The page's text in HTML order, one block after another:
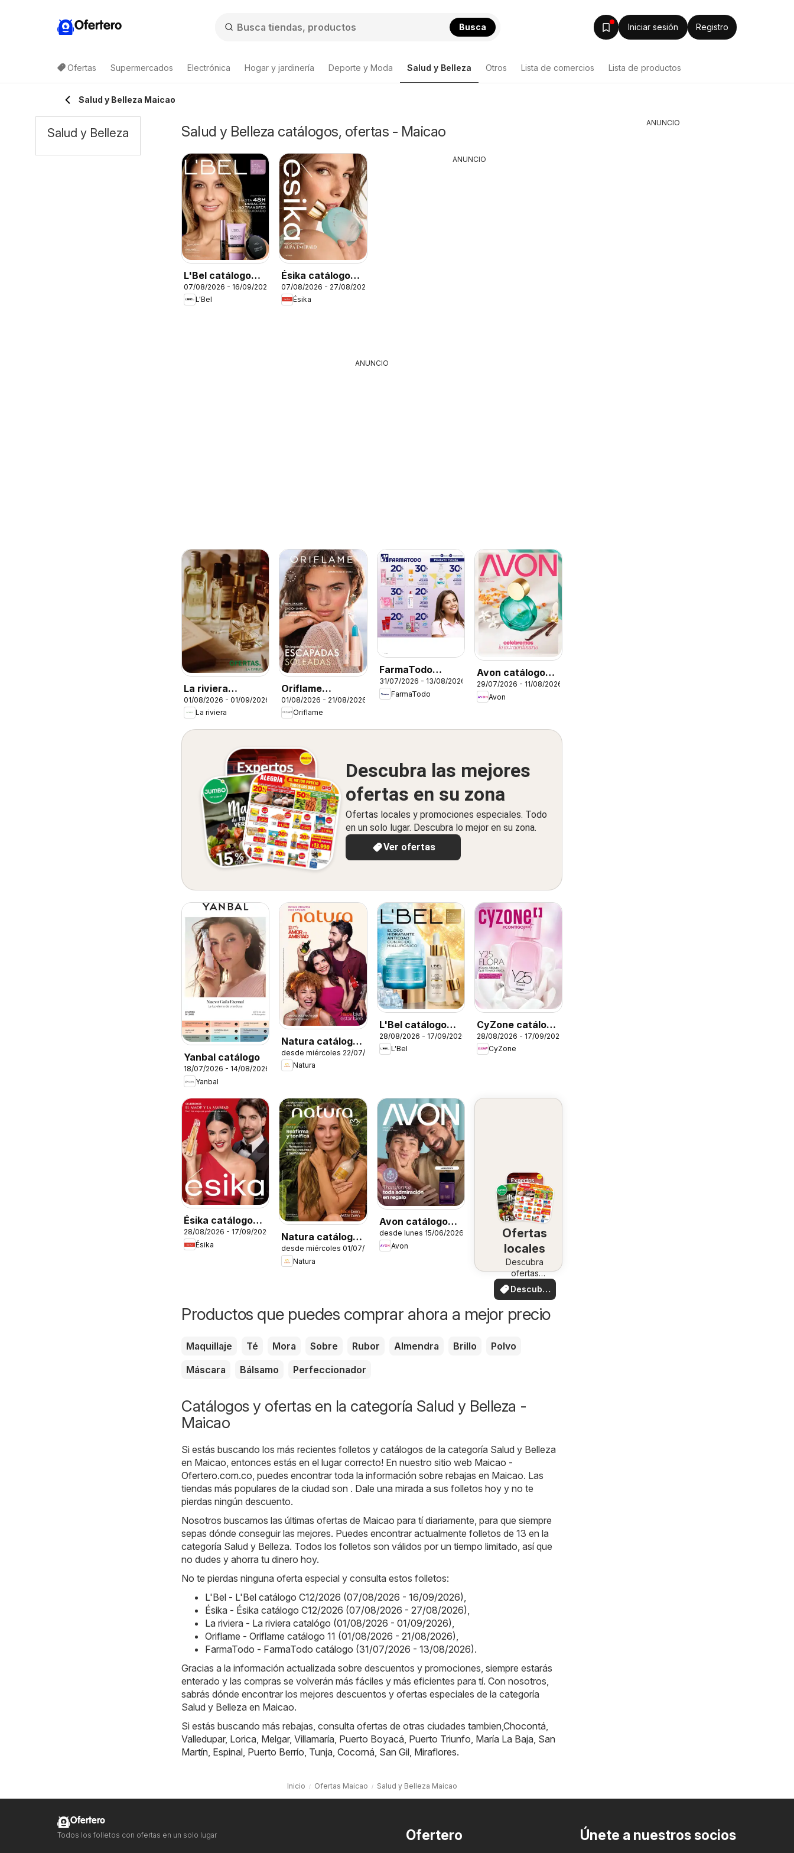
Ofertero Busca Iniciar sesión Registro
Ofertas Supermercados Electrónica Hogar y jardinería Deporte y Moda Salud y Belleza Otros Lista de comercios Lista de productos
Salud y Belleza Maicao
Salud y Belleza catálogos, ofertas - Maicao
L'Bel catálogo
C12/2026
07/08/2026 - 16/09/2026
L'Bel
Ésika catálogo
C12/2026
07/08/2026 - 27/08/2026
Ésika
ANUNCIO
ANUNCIO
La riviera
catalógo
01/08/2026 - 01/09/2026
La riviera
Oriflame
catálogo 11
01/08/2026 - 21/08/2026
Oriflame
FarmaTodo
catálogo
31/07/2026 - 13/08/2026
FarmaTodo
Avon catálogo
ciclo 12
29/07/2026 - 11/08/2026
Avon
Descubra las mejores
ofertas en su zona
Ofertas locales y promociones especiales. Todo
en un solo lugar. Descubra lo mejor en su zona.
Ver ofertas
Yanbal catálogo
18/07/2026 - 14/08/2026
Yanbal
Natura catálogo
ciclo 12
desde miércoles 22/07/2026
Natura
L'Bel catálogo
C13
28/08/2026 - 17/09/2026
L'Bel
CyZone catálogo
C13
28/08/2026 - 17/09/2026
CyZone
Ésika catálogo
C13
28/08/2026 - 17/09/2026
Ésika
Natura catálogo
Ciclo 11
desde miércoles 01/07/2026
Natura
Avon catálogo
Ciclo 8
desde lunes 15/06/2026
Avon
Ofertas
locales
Descubra
ofertas
especiales
Descubre
ofertas
Productos que puedes comprar ahora a mejor precio
Maquillaje Té Mora Sobre Rubor Almendra Brillo
Polvo
Máscara
Bálsamo Perfeccionador
Catálogos y ofertas en la categoría Salud y Belleza -
Maicao
Si estás buscando los más recientes folletos y catálogos de la categoría Salud y Belleza
en Maicao, entonces estás en el lugar correcto! En nuestro sitio web Maicao -
Ofertero.com.co, puedes encontrar toda la información sobre rebajas en Maicao. Las
tiendas más populares de la ciudad son . Dale una mirada a sus folletos hoy y no te
pierdas ningún descuento.
Nosotros buscamos las últimas ofertas de Maicao para tí diariamente, para que siempre
sepas dónde conseguir las mejores. Puedes encontrar actualmente folletos de 13 en la
categoría Salud y Belleza. Todos los folletos son válidos por un tiempo limitado, así que
no dudes y ahorra tu dinero hoy.
No te pierdas ninguna oferta especial y consulta estos folletos:
L'Bel - L'Bel catálogo C12/2026 (07/08/2026 - 16/09/2026),
Ésika - Ésika catálogo C12/2026 (07/08/2026 - 27/08/2026),
La riviera - La riviera catalógo (01/08/2026 - 01/09/2026),
Oriflame - Oriflame catálogo 11 (01/08/2026 - 21/08/2026),
FarmaTodo - FarmaTodo catálogo (31/07/2026 - 13/08/2026).
Gracias a la información actualizada sobre descuentos y promociones, siempre estarás
enterado y las compras se volverán más fáciles y más eficientes para tí. Con nosotros,
sabrás dónde encontrar los mejores descuentos y ofertas especiales de la categoría
Salud y Belleza en Maicao.
Si estás buscando más rebajas, consulta ofertas de otras ciudades tambien,Chocontá,
Valledupar, Lorica, Melgar, Villamaría, Puerto Boyacá, Puerto Triunfo, María La Baja, San
Martín, Espinal, Puerto Berrío, Tunja, Cocorná, San Gil, Miraflores.
Inicio Ofertas Maicao Salud y Belleza Maicao
Salud y Belleza
ANUNCIO
Ofertero Únete a nuestros socios
Ofertero
Todos los folletos con ofertas en un solo lugar